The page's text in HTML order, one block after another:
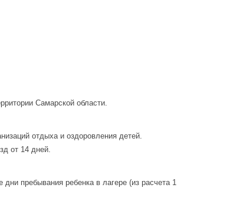
Самарской области.
отдыха и оздоровления детей.
от 14 дней.
пребывания ребенка в лагере (из расчета 1